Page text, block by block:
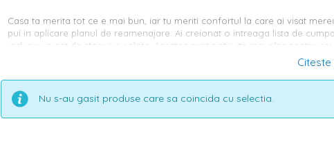
Casa ta merita tot ce e mai bun, iar tu meriti confortul la care ai visat
pui in aplicare planul de reamenajare. Ai creionat o intreaga lista de
inclusiv un set de storuri si rolete. Acestea sunt potrivite mai ales pentru
pentru incaperile
Storuri si rolete – varietate de modele
Citeste
Nu s-au gasit produse care sa coincida cu selectia.